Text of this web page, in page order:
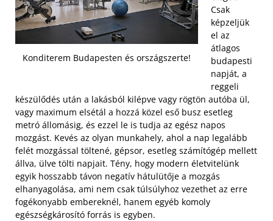
Konditerem Budapesten és országszerte!
Csak
képzeljük
el az
átlagos
budapesti
napját, a
reggeli
készülődés után a lakásból kilépve vagy rögtön autóba ül,
vagy maximum elsétál a hozzá közel eső busz esetleg
metró állomásig, és ezzel le is tudja az egész napos
mozgást. Kevés az olyan munkahely, ahol a nap legalább
felét mozgással töltené, gépsor, esetleg számítógép mellett
állva, ülve tölti napjait. Tény, hogy modern életvitelünk
egyik hosszabb távon negatív hátulütője a mozgás
elhanyagolása, ami nem csak túlsúlyhoz vezethet az erre
fogékonyabb embereknél, hanem egyéb komoly
egészségkárosító forrás is egyben.